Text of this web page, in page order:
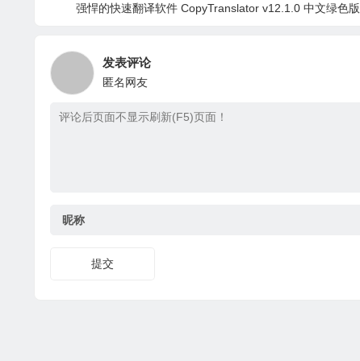
强悍的快速翻译软件 CopyTranslator v12.1.0 中文绿色版
发表评论
匿名网友
昵称
提交